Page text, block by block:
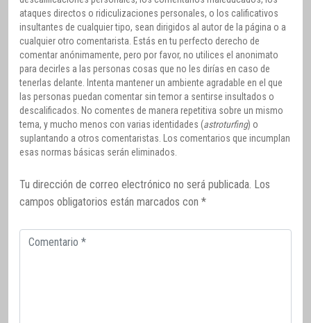
ataques directos o ridiculizaciones personales, o los calificativos
insultantes de cualquier tipo, sean dirigidos al autor de la página o a
cualquier otro comentarista. Estás en tu perfecto derecho de
comentar anónimamente, pero por favor, no utilices el anonimato
para decirles a las personas cosas que no les dirías en caso de
tenerlas delante. Intenta mantener un ambiente agradable en el que
las personas puedan comentar sin temor a sentirse insultados o
descalificados. No comentes de manera repetitiva sobre un mismo
tema, y mucho menos con varias identidades (astroturfing) o
suplantando a otros comentaristas. Los comentarios que incumplan
esas normas básicas serán eliminados.
Tu dirección de correo electrónico no será publicada. Los
campos obligatorios están marcados con *
Comentario